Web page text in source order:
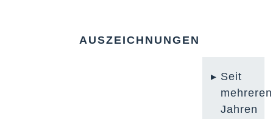
AUSZEICHNUNGEN
Seit
mehreren
Jahren